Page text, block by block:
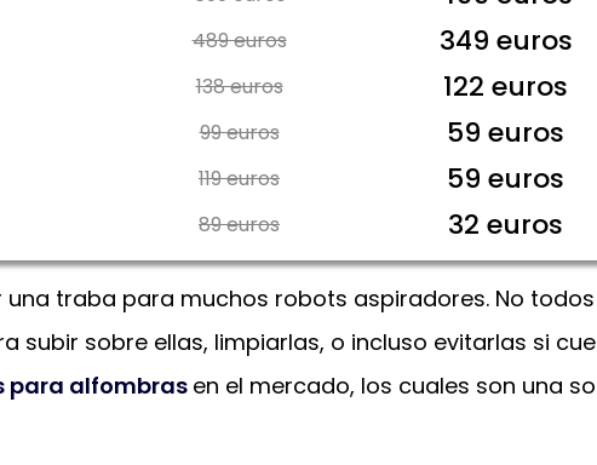
489 euros 349 euros
138 euros 122 euros
99 euros 59 euros
119 euros 59 euros
89 euros 32 euros
una traba para muchos robots aspiradores. No
subir sobre ellas, limpiarlas, o incluso evitarlas si
para alfombrasen el mercado, los cuales son una